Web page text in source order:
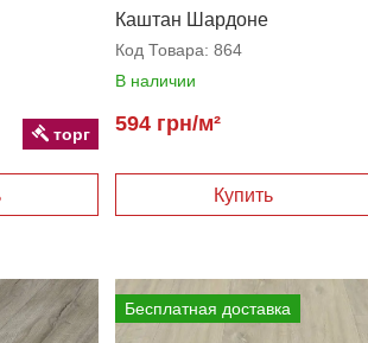
торг
Каштан Шардоне
Код Товара: 864
В наличии
594 грн/м²
Бесплатная доставка